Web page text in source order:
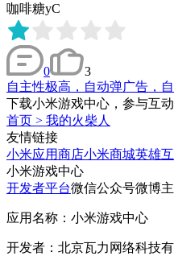
咖啡糖yC
0
3
自主性极高，自动弹广告，
下载小米游戏中心，参与互动
首页 > 我的火柴人
友情链接
小米应用商店小米商城英雄
小米游戏中心
开发者平台微信公众号微博
应用名称：小米游戏中心
开发者：北京瓦力网络科技